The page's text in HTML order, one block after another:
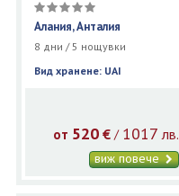
Алания, Анталия
8 дни / 5 нощувки
Вид хранене: UAI
от 520 €/ 1017 лв.
виж повече